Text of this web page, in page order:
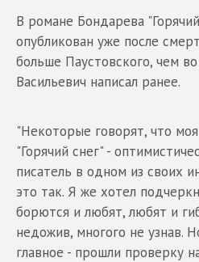
В романе Бондарева
опубликован уже после
больше Паустовского, чем
Васильевич написал ранее.
"Некоторые говорят, что
"Горячий снег" -
писатель в одном из своих
это так. Я же хотел
борются и любят, любят и
недожив, многого не узнав.
главное - прошли проверку